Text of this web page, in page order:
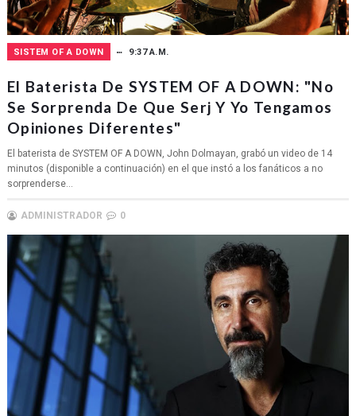
SISTEM OF A DOWN 9:37 A.M.
El Baterista De SYSTEM OF A DOWN: "No
Se Sorprenda De Que Serj Y Yo Tengamos
Opiniones Diferentes"
El baterista de SYSTEM OF A DOWN, John Dolmayan, grabó un video de 14
minutos (disponible a continuación) en el que instó a los fanáticos a no
sorprenderse...
ADMINISTRADOR 0